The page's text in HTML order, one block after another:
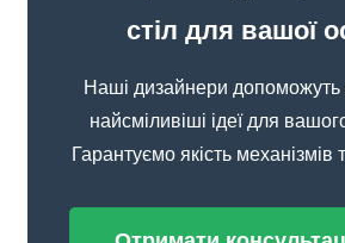
стіл для вашої
Наші дизайнери допоможуть
найсміливіші ідеї для
Гарантуємо якість механізмів